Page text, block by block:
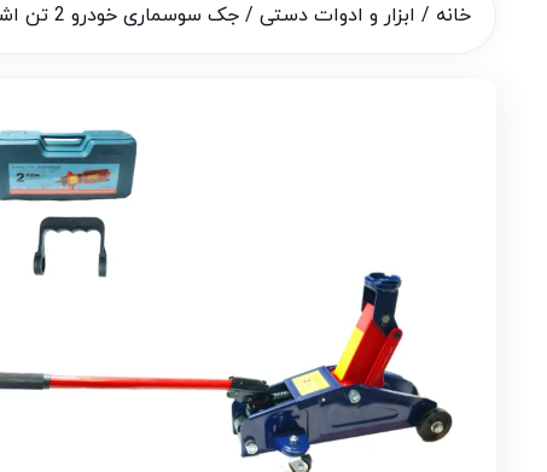
خانه / ابزار و ادوات دستی / جک سوسماری خودرو 2 تن اشورد | ASSURED مدل AJ-3402